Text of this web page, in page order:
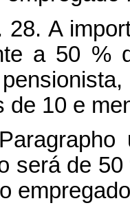
28. A
a 50 %
de 10 e
será de